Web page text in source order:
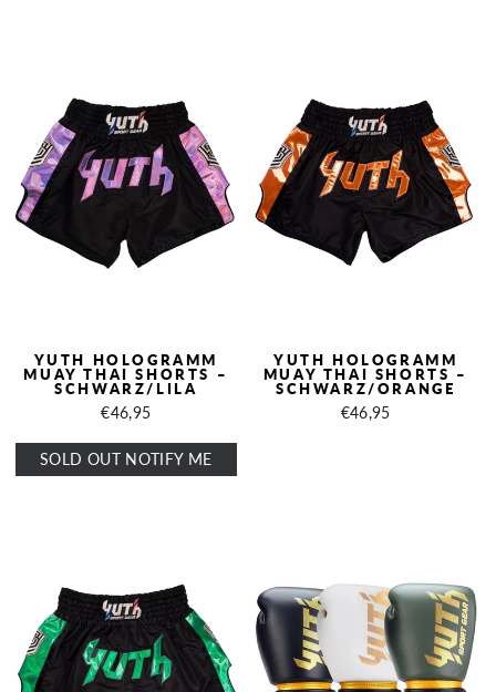
YUTH HOLOGRAMM
MUAY THAI SHORTS –
SCHWARZ/LILA
€46,95
SOLD OUT NOTIFY ME
YUTH HOLOGRAMM
MUAY THAI SHORTS –
SCHWARZ/ORANGE
€46,95